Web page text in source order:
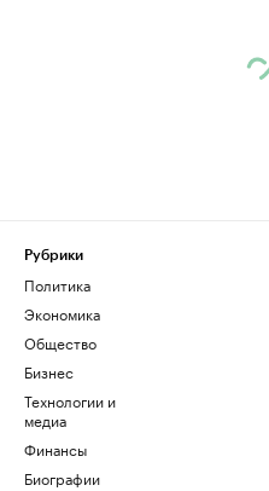
Рубрики
Политика
Экономика
Общество
Бизнес
Технологии и
медиа
Финансы
Биографии